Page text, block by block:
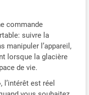
commande
suivre la
manipuler l’appareil,
lorsque la glacière
de vie.
l’intérêt est réel